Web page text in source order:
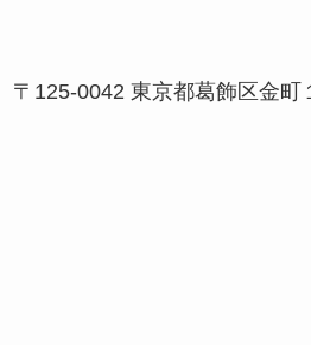
〒125-0042 東京都葛飾区金町